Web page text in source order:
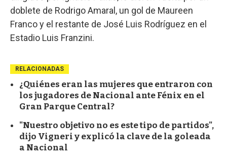
doblete de Rodrigo Amaral, un gol de Maureen
Franco y el restante de José Luis Rodríguez en el
Estadio Luis Franzini.
RELACIONADAS
¿Quiénes eran las mujeres que entraron con
los jugadores de Nacional ante Fénix en el
Gran Parque Central?
"Nuestro objetivo no es este tipo de partidos",
dijo Vigneri y explicó la clave de la goleada
a Nacional